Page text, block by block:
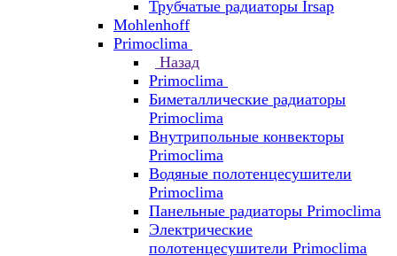
Трубчатые радиаторы Irsap
Mohlenhoff
Primoclima
Назад
Primoclima
Биметаллические радиаторы
Primoclima
Внутрипольные конвекторы
Primoclima
Водяные полотенцесушители
Primoclima
Панельные радиаторы Primoclima
Электрические
полотенцесушители Primoclima